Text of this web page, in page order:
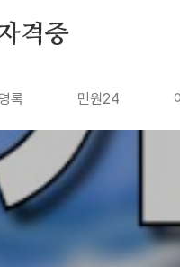
격증
록 민원24